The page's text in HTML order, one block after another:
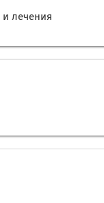
и лечения